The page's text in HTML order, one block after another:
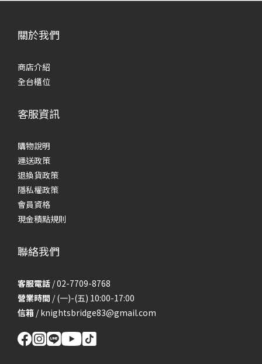
關於我們
商店介紹
全台櫃位
客服資訊
購物說明
運送政策
退換貨政策
隱私權政策
會員資格
現金積點規則
聯絡我們
客服電話 / 02-7709-8768
營業時間 / (一)-(五) 10:00-17:00
信箱 /knightsbridge83@gmail.com